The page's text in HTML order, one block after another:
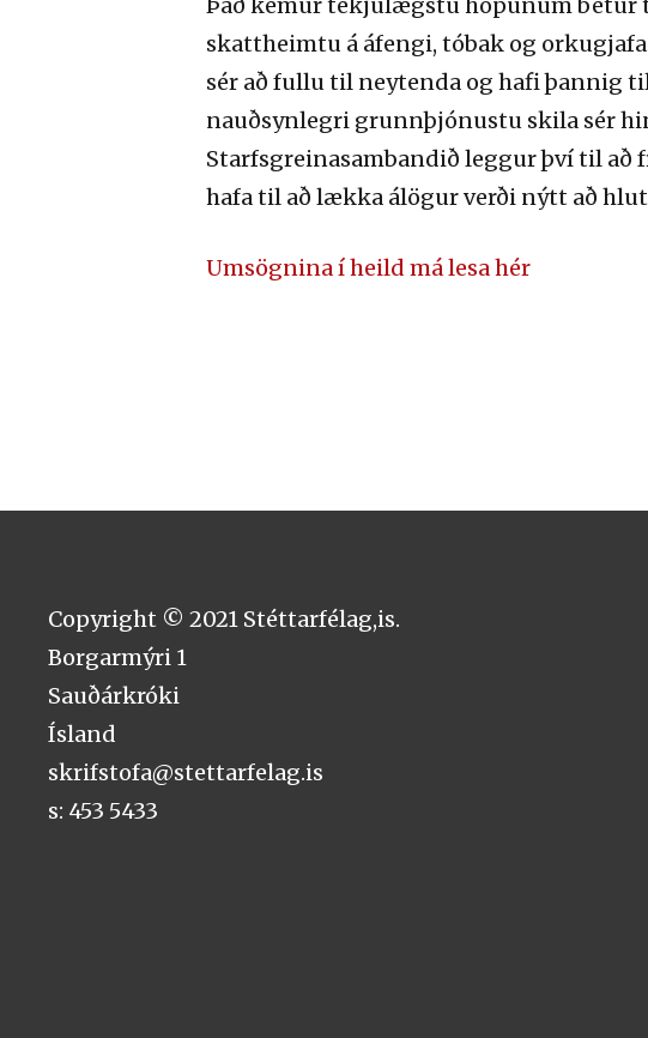
skattheimtu á áfengi, tóbak og
sér að fullu til neytenda og hafi þannig
nauðsynlegri grunnþjónustu skila sér
Starfsgreinasambandið leggur því til að
hafa til að lækka álögur verði nýtt að
Umsögnina í heild má lesa hér
Copyright © 2021 Stéttarfélag,is.
Borgarmýri 1
Sauðárkróki
Ísland
skrifstofa@stettarfelag.is
s: 453 5433